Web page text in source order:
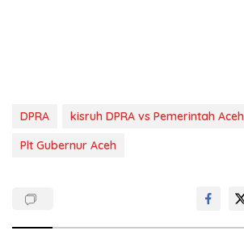
DPRA
kisruh DPRA vs Pemerintah Aceh
Plt Gubernur Aceh